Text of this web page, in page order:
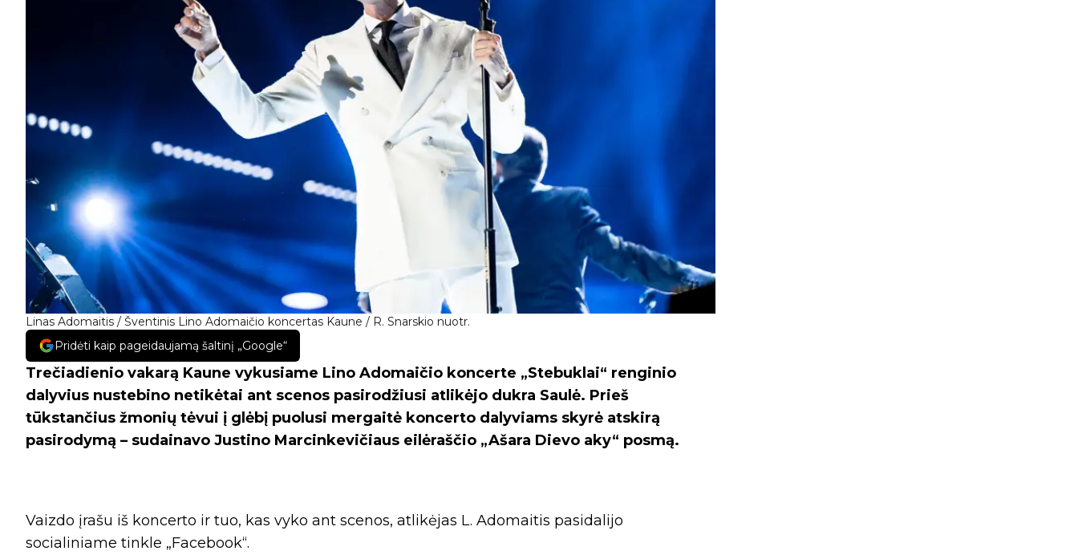
Linas Adomaitis / Šventinis Lino Adomaičio koncertas Kaune / R. Snarskio nuotr.
Pridėti kaip pageidaujamą šaltinį „Google“
Trečiadienio vakarą Kaune vykusiame Lino Adomaičio koncerte „Stebuklai“ renginio
dalyvius nustebino netikėtai ant scenos pasirodžiusi atlikėjo dukra Saulė. Prieš
tūkstančius žmonių tėvui į glėbį puolusi mergaitė koncerto dalyviams skyrė atskirą
pasirodymą – sudainavo Justino Marcinkevičiaus eilėraščio „Ašara Dievo aky“ posmą.
Vaizdo įrašu iš koncerto ir tuo, kas vyko ant scenos, atlikėjas L. Adomaitis pasidalijo
socialiniame tinkle „Facebook“.